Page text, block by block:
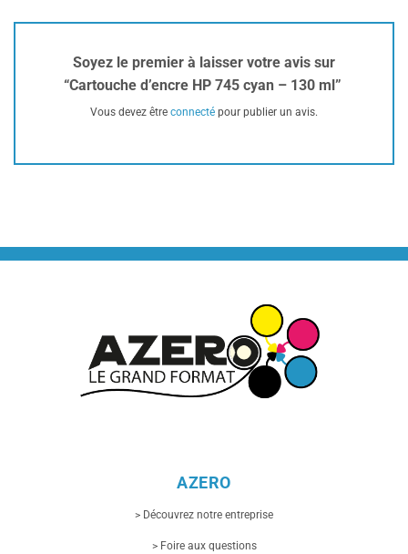
Soyez le premier à laisser votre avis sur
“Cartouche d’encre HP 745 cyan – 130 ml”
Vous devez être connecté pour publier un avis.
AZERO
> Découvrez notre entreprise
> Foire aux questions